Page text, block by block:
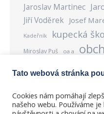
Jaroslav Martinec
Jiří Voděrek Josef
Kadeřník kupecká
Miroslav Puš oa a
souo 3a souo
Stanislav
Tkadlena vhš a
Tato webová stránka
Cookies nám pomáhají
našeho webu. Používáme je